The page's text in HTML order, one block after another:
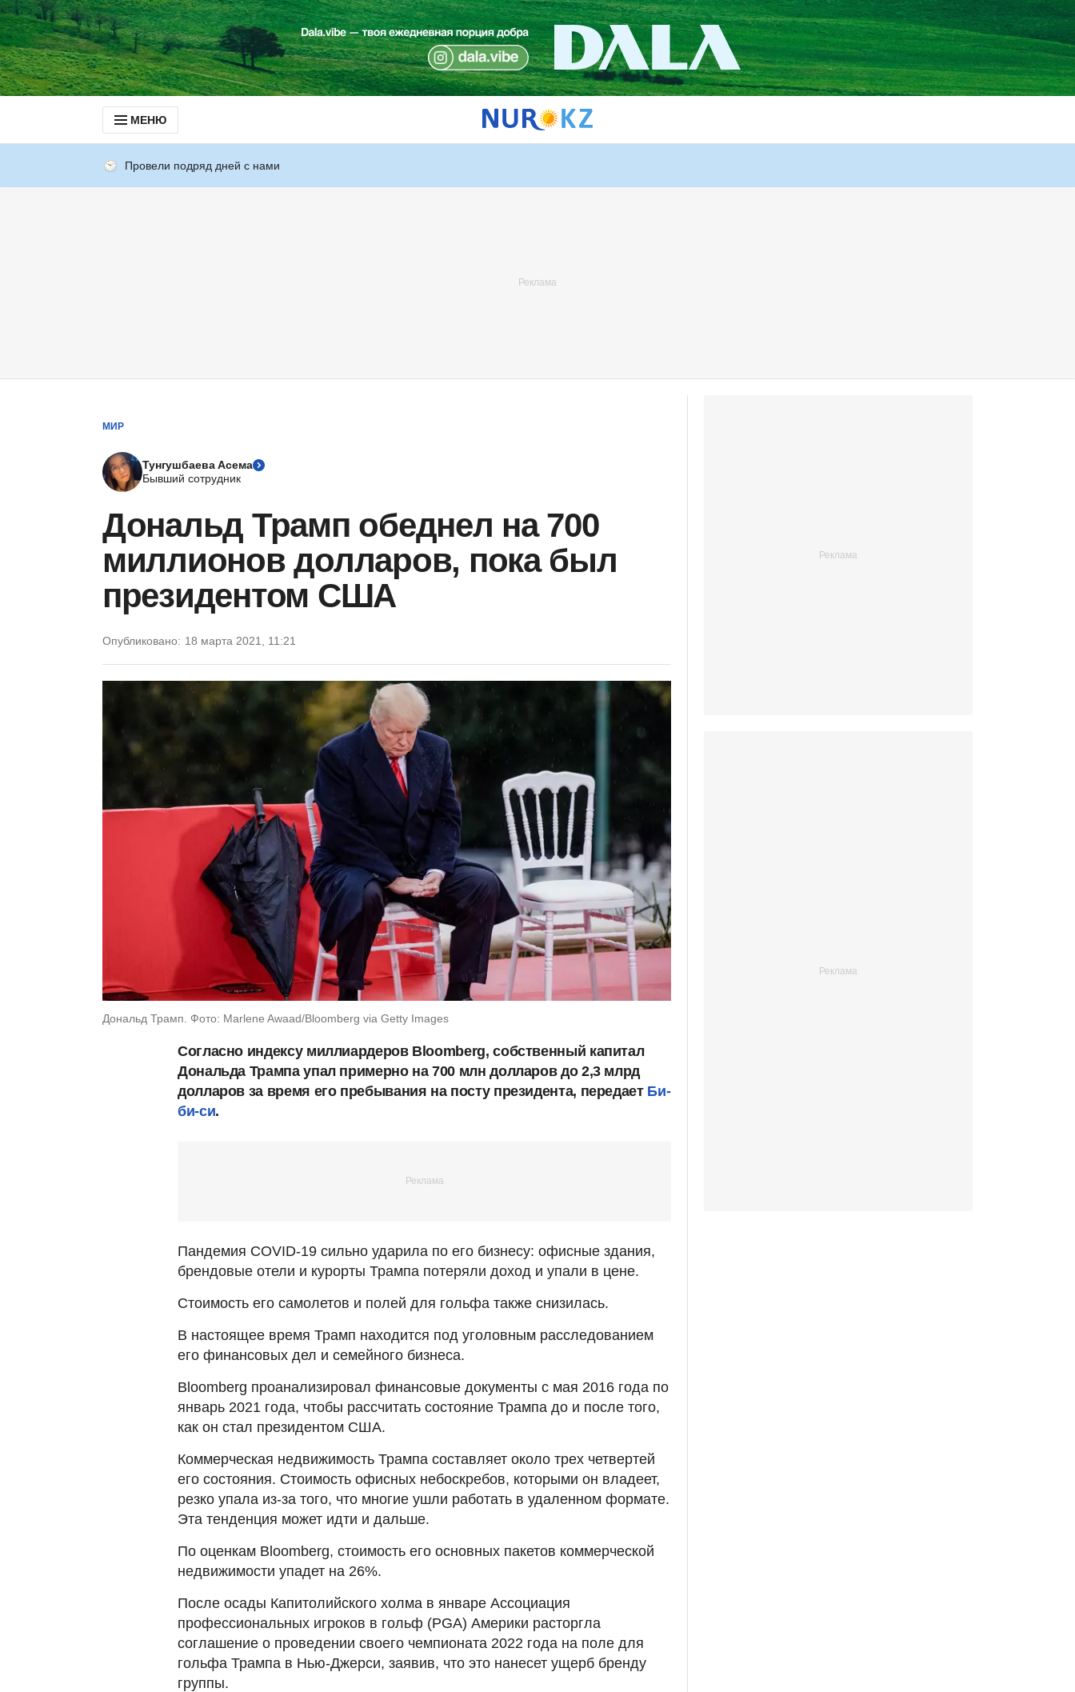
МЕНЮ
Провели подряд дней с нами
МИР
Тунгушбаева Асема
Бывший сотрудник
Дональд Трамп обеднел на 700
миллионов долларов, пока был
президентом США
Опубликовано: 18 марта 2021, 11:21
Дональд Трамп. Фото: Marlene Awaad/Bloomberg via Getty Images
Согласно индексу миллиардеров Bloomberg, собственный капитал
Дональда Трампа упал примерно на 700 млн долларов до 2,3 млрд
долларов за время его пребывания на посту президента, передает Би-
би-си.
Пандемия COVID-19 сильно ударила по его бизнесу: офисные здания,
брендовые отели и курорты Трампа потеряли доход и упали в цене.
Стоимость его самолетов и полей для гольфа также снизилась.
В настоящее время Трамп находится под уголовным расследованием
его финансовых дел и семейного бизнеса.
Bloomberg проанализировал финансовые документы с мая 2016 года по
январь 2021 года, чтобы рассчитать состояние Трампа до и после того,
как он стал президентом США.
Коммерческая недвижимость Трампа составляет около трех четвертей
его состояния. Стоимость офисных небоскребов, которыми он владеет,
резко упала из-за того, что многие ушли работать в удаленном формате.
Эта тенденция может идти и дальше.
По оценкам Bloomberg, стоимость его основных пакетов коммерческой
недвижимости упадет на 26%.
После осады Капитолийского холма в январе Ассоциация
профессиональных игроков в гольф (PGA) Америки расторгла
соглашение о проведении своего чемпионата 2022 года на поле для
гольфа Трампа в Нью-Джерси, заявив, что это нанесет ущерб бренду
группы.